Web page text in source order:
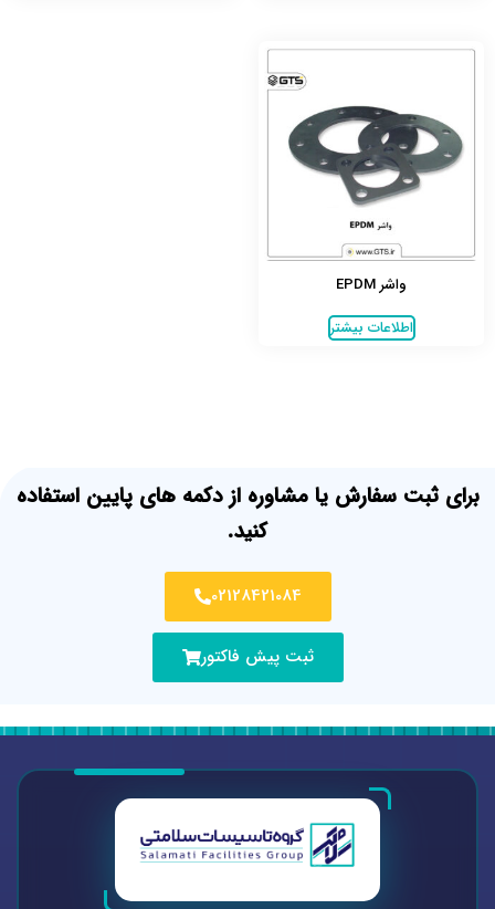
واشر EPDM
اطلاعات بیشتر
برای ثبت سفارش یا مشاوره از دکمه های پایین استفاده
کنید.
02128421084
ثبت پیش فاکتور